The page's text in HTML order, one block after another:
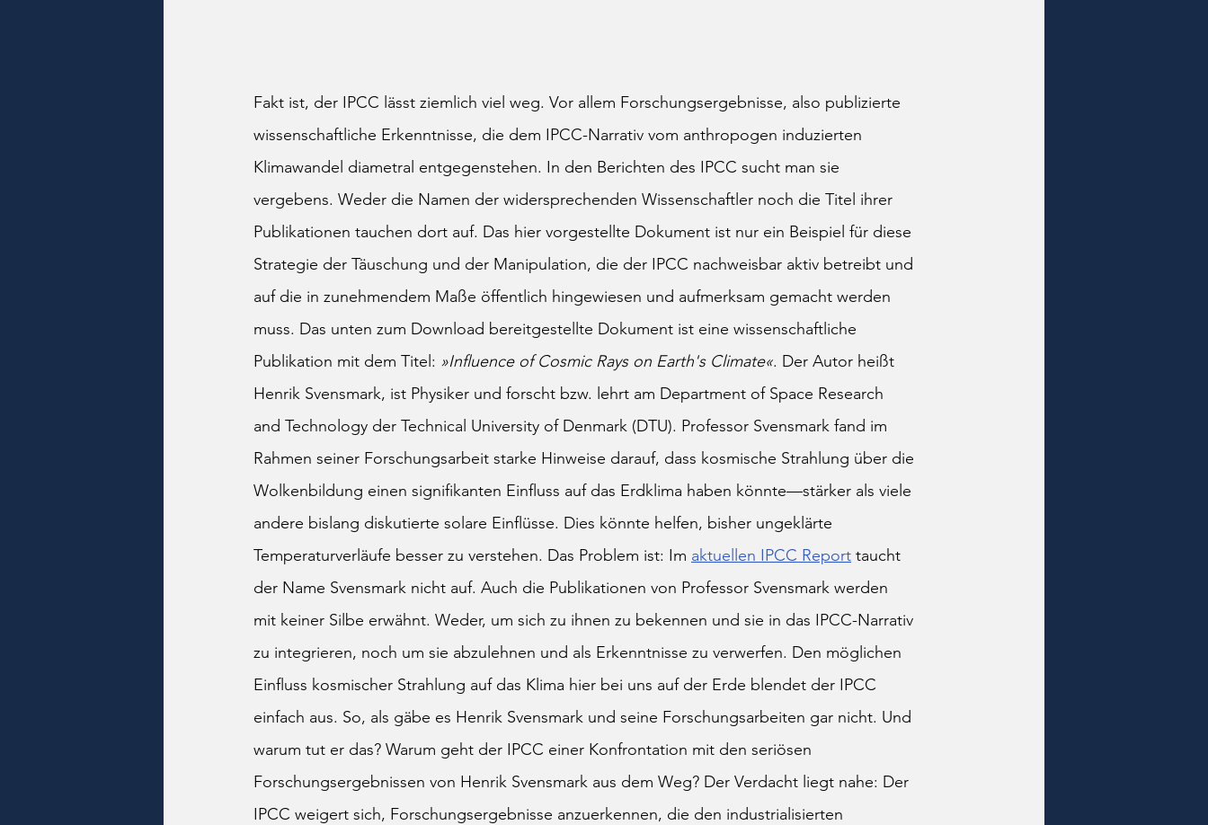
Fakt ist, der IPCC lässt ziemlich viel weg. Vor allem Forschungsergebnisse, also publizierte
wissenschaftliche Erkenntnisse, die dem IPCC-Narrativ vom anthropogen induzierten
Klimawandel diametral entgegenstehen. In den Berichten des IPCC sucht man sie
vergebens. Weder die Namen der widersprechenden Wissenschaftler noch die Titel ihrer
Publikationen tauchen dort auf. Das hier vorgestellte Dokument ist nur ein Beispiel für diese
Strategie der Täuschung und der Manipulation, die der IPCC nachweisbar aktiv betreibt und
auf die in zunehmendem Maße öffentlich hingewiesen und aufmerksam gemacht werden
muss. Das unten zum Download bereitgestellte Dokument ist eine wissenschaftliche
Publikation mit dem Titel: »Influence of Cosmic Rays on Earth's Climate«. Der Autor heißt
Henrik Svensmark, ist Physiker und forscht bzw. lehrt am Department of Space Research
and Technology der Technical University of Denmark (DTU). Professor Svensmark fand im
Rahmen seiner Forschungsarbeit starke Hinweise darauf, dass kosmische Strahlung über die
Wolkenbildung einen signifikanten Einfluss auf das Erdklima haben könnte—stärker als viele
andere bislang diskutierte solare Einflüsse. Dies könnte helfen, bisher ungeklärte
Temperaturverläufe besser zu verstehen. Das Problem ist: Im aktuellen IPCC Report taucht
der Name Svensmark nicht auf. Auch die Publikationen von Professor Svensmark werden
mit keiner Silbe erwähnt. Weder, um sich zu ihnen zu bekennen und sie in das IPCC-Narrativ
zu integrieren, noch um sie abzulehnen und als Erkenntnisse zu verwerfen. Den möglichen
Einfluss kosmischer Strahlung auf das Klima hier bei uns auf der Erde blendet der IPCC
einfach aus. So, als gäbe es Henrik Svensmark und seine Forschungsarbeiten gar nicht. Und
warum tut er das? Warum geht der IPCC einer Konfrontation mit den seriösen
Forschungsergebnissen von Henrik Svensmark aus dem Weg? Der Verdacht liegt nahe: Der
IPCC weigert sich, Forschungsergebnisse anzuerkennen, die den industrialisierten